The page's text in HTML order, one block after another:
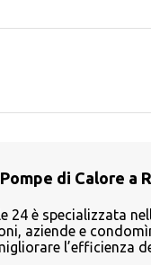
di Calore a
24 è specializzata
aziende e
l’efficienza